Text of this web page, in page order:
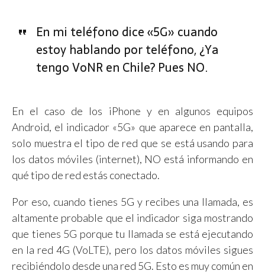
En mi teléfono dice «5G» cuando
estoy hablando por teléfono, ¿Ya
tengo VoNR en Chile? Pues NO.
En el caso de los iPhone y en algunos equipos
Android, el indicador «5G» que aparece en pantalla,
solo muestra el tipo de red que se está usando para
los datos móviles (internet), NO está informando en
qué tipo de red estás conectado.
Por eso, cuando tienes 5G y recibes una llamada, es
altamente probable que el indicador siga mostrando
que tienes 5G porque tu llamada se está ejecutando
en la red 4G (VoLTE), pero los datos móviles sigues
recibiéndolo desde una red 5G. Esto es muy común en